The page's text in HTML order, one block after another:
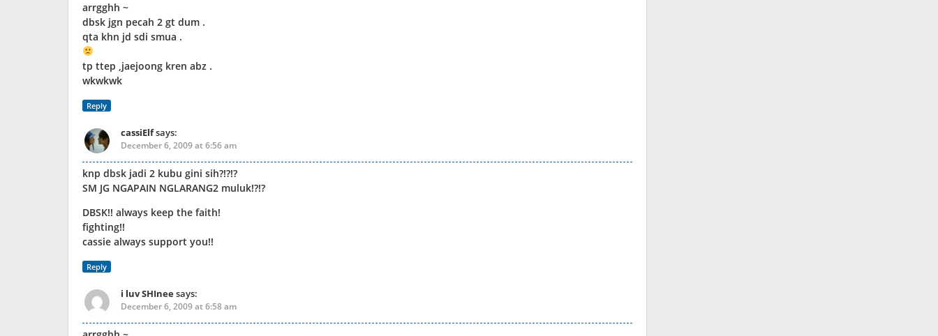
arrgghh ~
dbsk jgn pecah 2 gt dum .
qta khn jd sdi smua .
tp ttep ,jaejoong kren abz .
wkwkwk
Reply
cassiElfsays:
December 6, 2009 at 6:56 am
knp dbsk jadi 2 kubu gini sih?!?!?
SM JG NGAPAIN NGLARANG2 muluk!?!?
DBSK!! always keep the faith!
fighting!!
cassie always support you!!
Reply
i luv SHIneesays:
December 6, 2009 at 6:58 am